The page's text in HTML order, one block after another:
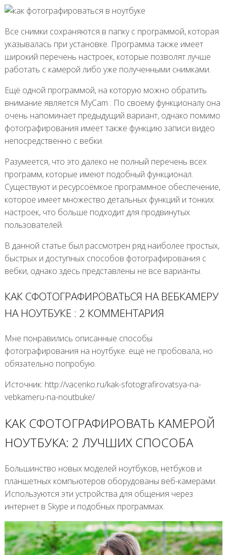
Все снимки сохраняются в папку с программой, которая
указывалась при установке. Программа также имеет
широкий перечень настроек, которые позволят лучше
работать с камерой либо уже полученными снимками.
Ещё одной программой, на которую можно обратить
внимание является MyCam . По своему функционалу она
очень напоминает предыдущий вариант, однако помимо
фотографирования имеет также функцию записи видео
непосредственно с вебки.
Разумеется, что это далеко не полный перечень всех
программ, которые имеют подобный функционал.
Существуют и ресурсоёмкое программное обеспечение,
которое имеет множество детальных функций и тонких
настроек, что больше подходит для продвинутых
пользователей.
В данной статье был рассмотрен ряд наиболее простых,
быстрых и доступных способов фотографирования с
вебки, однако здесь представлены не все варианты.
КАК СФОТОГРАФИРОВАТЬСЯ НА ВЕБКАМЕРУ
НА НОУТБУКЕ : 2 КОММЕНТАРИЯ
Мне понравились описанные способы
фотографирования на ноутбуке. ещё не пробовала, но
обязательно попробую.
Источник: http://vacenko.ru/kak-sfotografirovatsya-na-
vebkameru-na-noutbuke/
КАК СФОТОГРАФИРОВАТЬ КАМЕРОЙ
НОУТБУКА: 2 ЛУЧШИХ СПОСОБА
Большинство новых моделей ноутбуков, нетбуков и
планшетных компьютеров оборудованы веб-камерами.
Используются эти устройства для общения через
интернет в Skype и подобных программах.